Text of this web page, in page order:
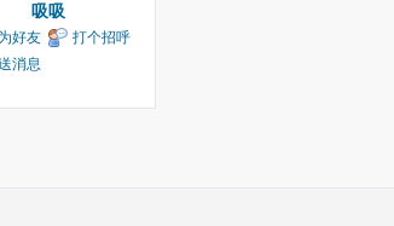
吸吸
好友
打个招呼
消息